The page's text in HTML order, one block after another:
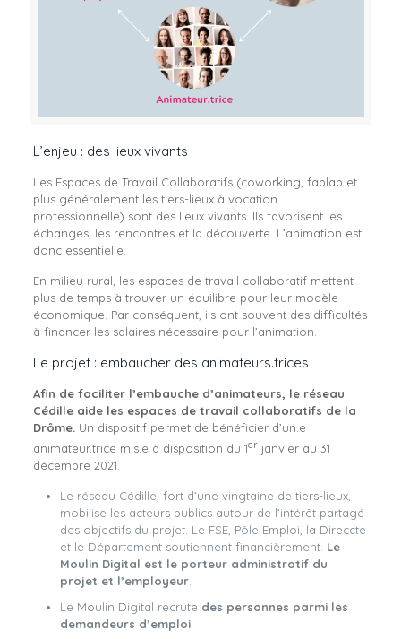
L’enjeu : des lieux vivants
Les Espaces de Travail Collaboratifs (coworking, fablab et
plus généralement les tiers-lieux à vocation
professionnelle) sont des lieux vivants. Ils favorisent les
échanges, les rencontres et la découverte. L’animation est
donc essentielle.
En milieu rural, les espaces de travail collaboratif mettent
plus de temps à trouver un équilibre pour leur modèle
économique. Par conséquent, ils ont souvent des difficultés
à financer les salaires nécessaire pour l’animation.
Le projet : embaucher des animateurs.trices
Afin de faciliter l’embauche d’animateurs, le réseau
Cédille aide les espaces de travail collaboratifs de la
Drôme. Un dispositif permet de bénéficier d’un.e
animateur.trice mis.e à disposition du 1er janvier au 31
décembre 2021.
Le réseau Cédille, fort d’une vingtaine de tiers-lieux,
mobilise les acteurs publics autour de l’intérêt partagé
des objectifs du projet. Le FSE, Pôle Emploi, la Direccte
et le Département soutiennent financièrement. Le
Moulin Digital est le porteur administratif du
projet et l’employeur.
Le Moulin Digital recrute des personnes parmi les
demandeurs d’emploi